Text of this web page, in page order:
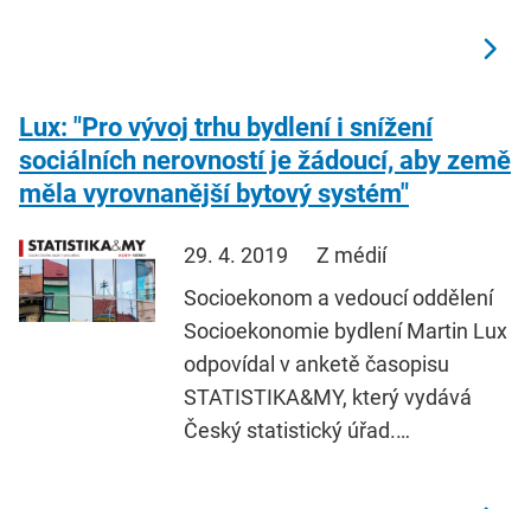
Lux: "Pro vývoj trhu bydlení i snížení
sociálních nerovností je žádoucí, aby země
měla vyrovnanější bytový systém"
29. 4. 2019
Z médií
Socioekonom a vedoucí oddělení
Socioekonomie bydlení Martin Lux
odpovídal v anketě časopisu
STATISTIKA&MY, který vydává
Český statistický úřad.…